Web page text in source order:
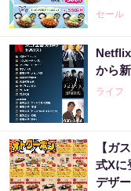
セール
から
ライフ
【ガ
式Xに
デザ